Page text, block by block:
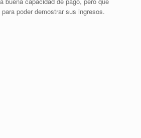
poder demostrar sus ingresos.